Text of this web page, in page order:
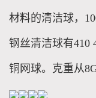
材料的清洁球，
钢丝清洁球有410
铜网球。克重从